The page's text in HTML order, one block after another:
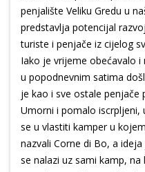
penjalište Veliku Gredu u
predstavlja potencijal
turiste i penjače iz cijelog
Iako je vrijeme obećavalo
u popodnevnim satima
je kao i sve ostale penjače
Umorni i pomalo iscrpljeni,
se u vlastiti kamper u
nazvali Corne di Bo, a
se nalazi uz sami kamp,